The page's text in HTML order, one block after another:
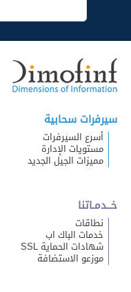
سيرفرات سحابية
أسرع السيرفرات
مستويات الإدارة
مميزات الجيل الجديد
خــدمـاتنا
نطاقات
خدمات الباك اب
شهادات الحماية SSL
موزعو الاستضافة